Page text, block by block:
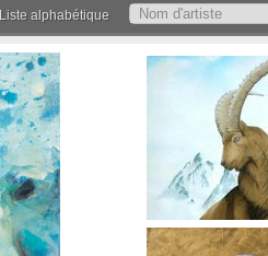
Liste alphabétique